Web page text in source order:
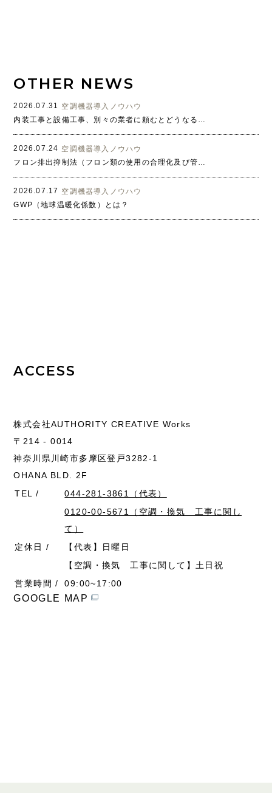
OTHER NEWS
2026.07.31 空調機器導入ノウハウ
内装工事と設備工事、別々の業者に頼むとどうなる？よくある課題とワンストップ対応のメリット
2026.07.24 空調機器導入ノウハウ
フロン排出抑制法（フロン類の使用の合理化及び管理の適正化に関する法律）とは？
2026.07.17 空調機器導入ノウハウ
GWP（地球温暖化係数）とは？
ACCESS
株式会社AUTHORITY CREATIVE Works
〒214 - 0014
神奈川県川崎市多摩区登戸3282-1
OHANA BLD. 2F
TEL /
044-281-3861（代表）
0120-00-5671（空調・換気 工事に関し
て）
定休日 /
【代表】⽇曜⽇
【空調・換気 工事に関して】⼟⽇祝
営業時間 /
09:00~17:00
GOOGLE MAP